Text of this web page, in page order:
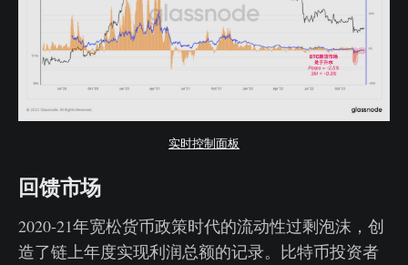
实时控制面板
回馈市场
2020-21年宽松货币政策时代的流动性过剩泡沫，创
造了链上年度实现利润总额的记录。比特币投资者